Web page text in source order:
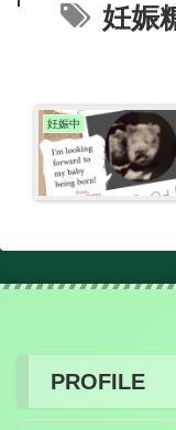
妊娠
妊娠中
PROFILE